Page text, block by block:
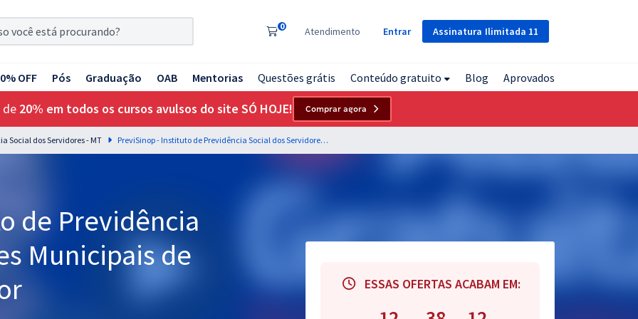
Assinatura Ilimitada 11
0 Atendimento Entrar
OFF Pós Graduação OAB Mentorias Questões grátis Conteúdo gratuito Blog Aprovados
de 20% em todos os cursos avulsos do site SÓ HOJE! Comprar agora
Social dos Servidores - MT PreviSinop - Instituto de Previdência Social dos Servidores Municipais de Sinop - MT - Contador
de Previdência
Municipais de
ESSAS OFERTAS ACABAM EM: